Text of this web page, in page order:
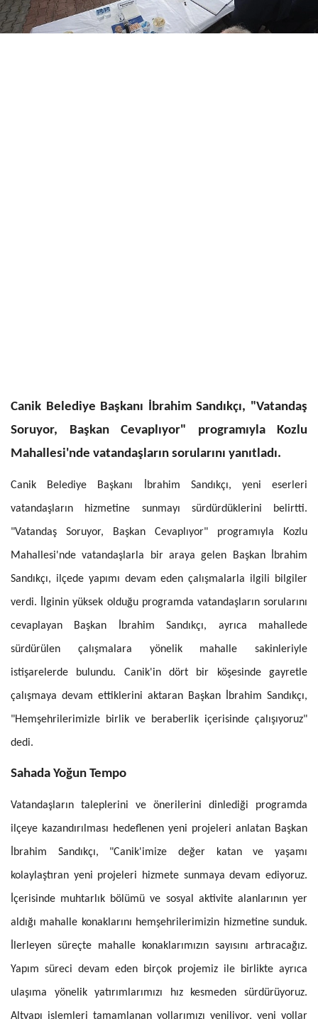
Canik Belediye Başkanı İbrahim Sandıkçı, "Vatandaş
Soruyor, Başkan Cevaplıyor" programıyla Kozlu
Mahallesi'nde vatandaşların sorularını yanıtladı.
Canik Belediye Başkanı İbrahim Sandıkçı, yeni eserleri
vatandaşların hizmetine sunmayı sürdürdüklerini belirtti.
"Vatandaş Soruyor, Başkan Cevaplıyor" programıyla Kozlu
Mahallesi'nde vatandaşlarla bir araya gelen Başkan İbrahim
Sandıkçı, ilçede yapımı devam eden çalışmalarla ilgili bilgiler
verdi. İlginin yüksek olduğu programda vatandaşların sorularını
cevaplayan Başkan İbrahim Sandıkçı, ayrıca mahallede
sürdürülen çalışmalara yönelik mahalle sakinleriyle
istişarelerde bulundu. Canik'in dört bir köşesinde gayretle
çalışmaya devam ettiklerini aktaran Başkan İbrahim Sandıkçı,
"Hemşehrilerimizle birlik ve beraberlik içerisinde çalışıyoruz"
dedi.
Sahada Yoğun Tempo
Vatandaşların taleplerini ve önerilerini dinlediği programda
ilçeye kazandırılması hedeflenen yeni projeleri anlatan Başkan
İbrahim Sandıkçı, "Canik'imize değer katan ve yaşamı
kolaylaştıran yeni projeleri hizmete sunmaya devam ediyoruz.
İçerisinde muhtarlık bölümü ve sosyal aktivite alanlarının yer
aldığı mahalle konaklarını hemşehrilerimizin hizmetine sunduk.
İlerleyen süreçte mahalle konaklarımızın sayısını artıracağız.
Yapım süreci devam eden birçok projemiz ile birlikte ayrıca
ulaşıma yönelik yatırımlarımızı hız kesmeden sürdürüyoruz.
Altyapı işlemleri tamamlanan yollarımızı yeniliyor, yeni yollar